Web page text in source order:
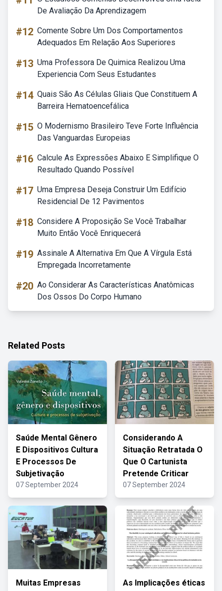
De Avaliação Da Aprendizagem
#12 Comente Sobre Um Dos Comportamentos
Adequados Em Relação Aos Superiores
#13 Uma Professora De Quimica Realizou Uma
Experiencia Com Seus Estudantes
#14 Quais São As Células Gliais Que Constituem A
Barreira Hematoencefálica
#15 O Modernismo Brasileiro Teve Forte Influência
Das Vanguardas Europeias
#16 Calcule As Expressões Abaixo E Simplifique O
Resultado Quando Possível
#17 Uma Empresa Deseja Construir Um Edifício
Residencial De 12 Pavimentos
#18 Considere A Proposição Se Você Trabalhar
Muito Então Você Enriquecerá
#19 Assinale A Alternativa Em Que A Vírgula Está
Empregada Incorretamente
#20 Ao Considerar As Características Anatômicas
Dos Ossos Do Corpo Humano
Related Posts
Saúde Mental Gênero
E Dispositivos Cultura
E Processos De
Subjetivação
07 September 2024
Considerando A
Situação Retratada O
Que O Cartunista
Pretende Criticar
07 September 2024
Muitas Empresas
As Implicações éticas